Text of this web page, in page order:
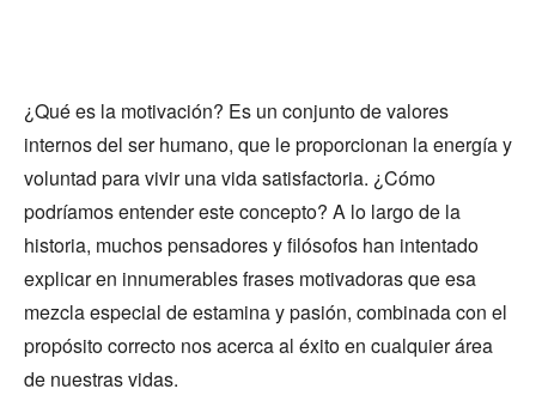
¿Qué es la motivación? Es un conjunto de valores
internos del ser humano, que le proporcionan la energía y
voluntad para vivir una vida satisfactoria. ¿Cómo
podríamos entender este concepto? A lo largo de la
historia, muchos pensadores y filósofos han intentado
explicar en innumerables frases motivadoras que esa
mezcla especial de estamina y pasión, combinada con el
propósito correcto nos acerca al éxito en cualquier área
de nuestras vidas.